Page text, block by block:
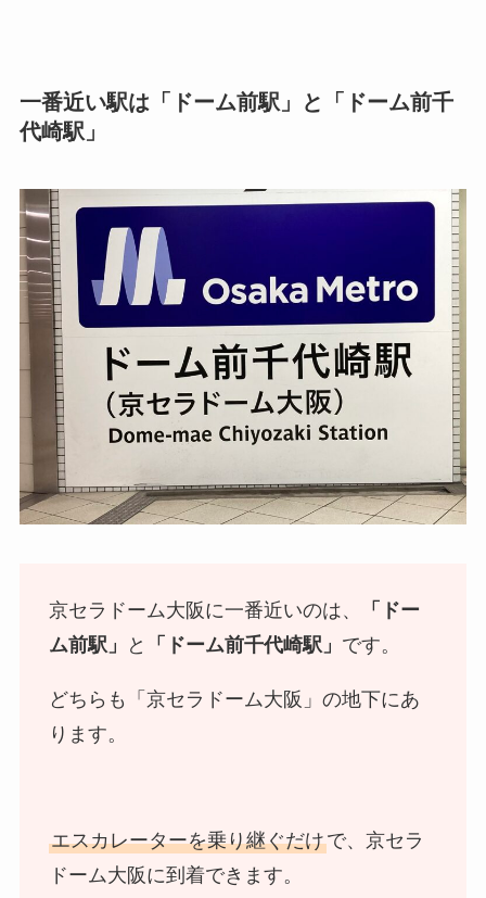
一番近い駅は「ドーム前駅」と「ドーム前千
代崎駅」
京セラドーム大阪に一番近いのは、
「ドー
ム前駅」
と 「ドーム前千代崎駅」 です。
どちらも「京セラドーム大阪」の地下にあ
ります。
エスカレーターを乗り継ぐだけで、京セラ
ドーム大阪に到着できます。